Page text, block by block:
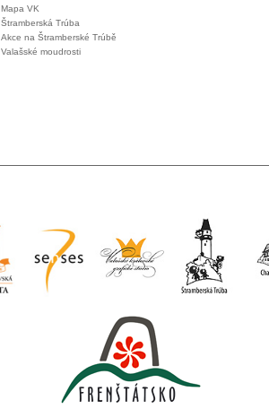
Mapa VK
Štramberská Trúba
Akce na Štramberské Trúbě
Valašské moudrosti